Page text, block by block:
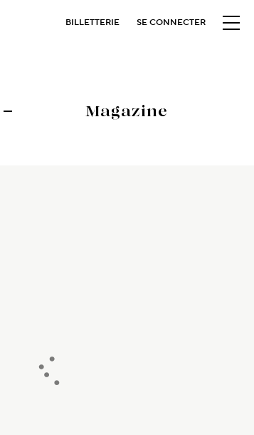
BILLETTERIE SE CONNECTER
Magazine